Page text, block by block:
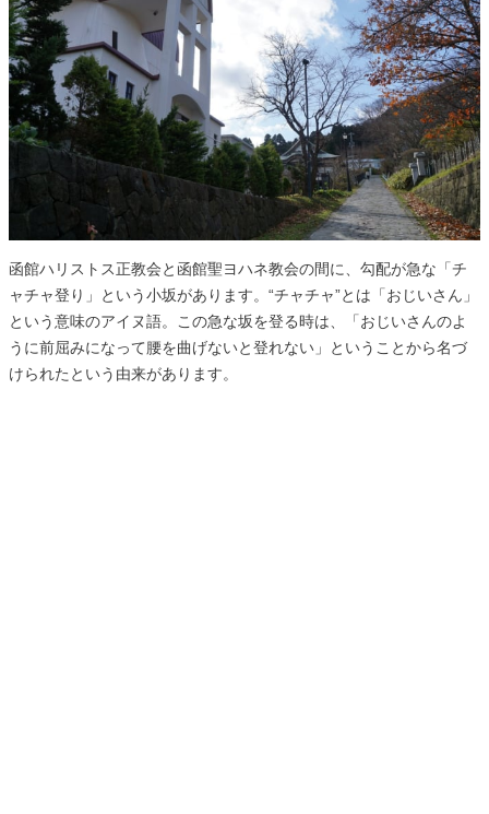
函館ハリストス正教会と函館聖ヨハネ教会の間に、勾配が急な「チ
ャチャ登り」という小坂があります。“チャチャ”とは「おじいさん」
という意味のアイヌ語。この急な坂を登る時は、「おじいさんのよ
うに前屈みになって腰を曲げないと登れない」ということから名づ
けられたという由来があります。